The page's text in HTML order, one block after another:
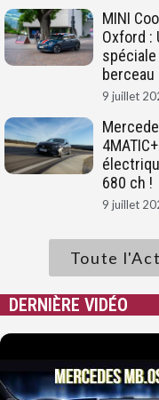
MINI
Oxford :
berceau
9 juillet
680 ch !
9 juillet
Toute
DERNIÈRE VIDÉO